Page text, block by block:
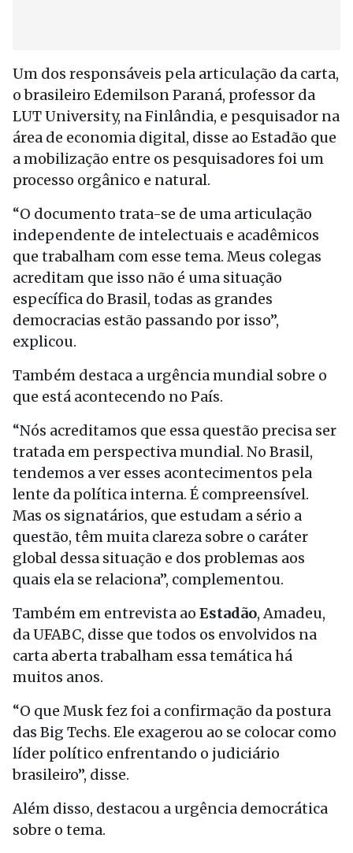
Um dos responsáveis pela articulação da carta,
o brasileiro Edemilson Paraná, professor da
LUT University, na Finlândia, e pesquisador na
área de economia digital, disse ao Estadão que
a mobilização entre os pesquisadores foi um
processo orgânico e natural.
“O documento trata-se de uma articulação
independente de intelectuais e acadêmicos
que trabalham com esse tema. Meus colegas
acreditam que isso não é uma situação
específica do Brasil, todas as grandes
democracias estão passando por isso”,
explicou.
Também destaca a urgência mundial sobre o
que está acontecendo no País.
“Nós acreditamos que essa questão precisa ser
tratada em perspectiva mundial. No Brasil,
tendemos a ver esses acontecimentos pela
lente da política interna. É compreensível.
Mas os signatários, que estudam a sério a
questão, têm muita clareza sobre o caráter
global dessa situação e dos problemas aos
quais ela se relaciona”, complementou.
Também em entrevista ao Estadão, Amadeu,
da UFABC, disse que todos os envolvidos na
carta aberta trabalham essa temática há
muitos anos.
“O que Musk fez foi a confirmação da postura
das Big Techs. Ele exagerou ao se colocar como
líder político enfrentando o judiciário
brasileiro”, disse.
Além disso, destacou a urgência democrática
sobre o tema.